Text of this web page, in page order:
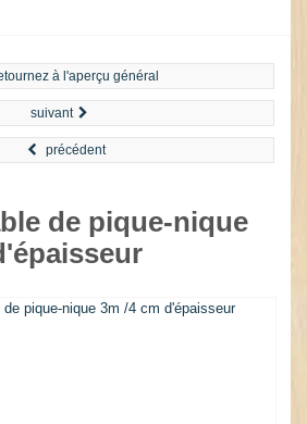
à l'aperçu général
suivant
précédent
de pique-nique